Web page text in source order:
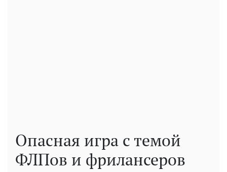
Опасная игра с темой
ФЛПов и фрилансеров